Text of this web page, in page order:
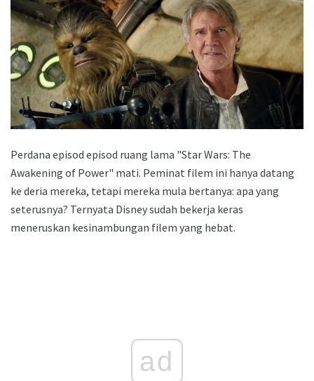
Perdana episod episod ruang lama "Star Wars: The
Awakening of Power" mati. Peminat filem ini hanya datang
ke deria mereka, tetapi mereka mula bertanya: apa yang
seterusnya? Ternyata Disney sudah bekerja keras
meneruskan kesinambungan filem yang hebat.
ad